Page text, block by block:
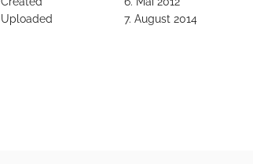
Uploaded
7. August 2014